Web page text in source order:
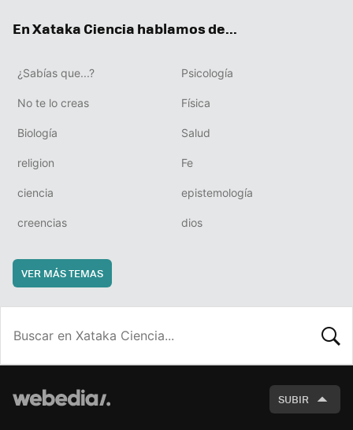
En Xataka Ciencia hablamos de...
¿Sabías que...? Psicología
No te lo creas Física
Biología Salud
religion Fe
ciencia epistemología
creencias dios
VER MÁS TEMAS
SUBIR